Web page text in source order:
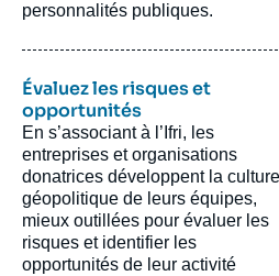
personnalités publiques.
Évaluez les risques et
opportunités
En s’associant à l’Ifri, les
entreprises et organisations
donatrices développent la culture
géopolitique de leurs équipes,
mieux outillées pour évaluer les
risques et identifier les
opportunités de leur activité